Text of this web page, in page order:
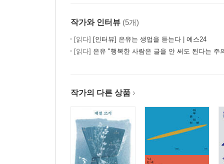
노동 르포: 조지 오웰, 그 혹독한 내려감
사람을 이해하는 시간, 인터뷰
시시하고 사소한 것들의 중요성
말을 잃은 백 세 할머니 인터뷰하기
PART 6 부록
노동 르포 : 효주 씨의 밤일
맥도날드 아르바이트 석 달의 기록(강효주)
작가와 인터뷰 (5개)
[읽다] [인터뷰] 은유는 생업을 듣는다 | 예스24
[읽다] 은유 "행복한 사람은 글을 안 써도 된다는 주
작가의 다른 상품